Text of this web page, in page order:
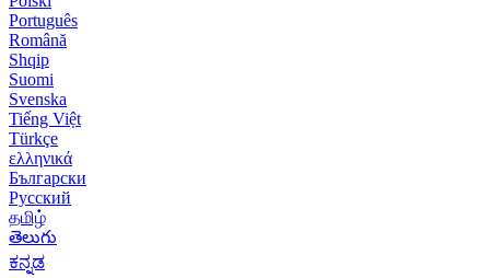
Português
Română
Shqip
Suomi
Svenska
Tiếng Việt
Türkçe
ελληνικά
Български
Русский
தமிழ்
తెలుగు
ಕನ್ನಡ